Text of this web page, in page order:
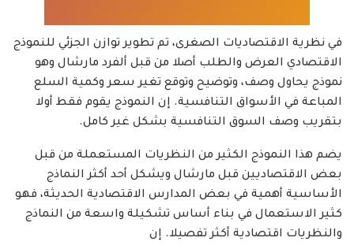
في نظرية الاقتصاديات الصغرى، تم تطوير توازن الجزئي للنموذج
الاقتصادي العرض والطلب أصلا من قبل ألفرد مارشال وهو
نموذج يحاول وصف، وتوضيح وتوقع تغير سعر وكمية السلع
المباعة في الأسواق التنافسية. إن النموذج يقوم فقط أولا
بتقريب وصف السوق التنافسية بشكل غير كامل.
يضم هذا النموذج الكثير من النظريات المستعملة من قبل
بعض الاقتصاديين قبل مارشال ويشكل أحد أكثر النماذج
الأساسية أهمية في بعض المدارس الاقتصادية الحديثة، فهو
كثير الاستعمال في بناء أساس تشكيلة واسعة من النماذج
والنظريات اقتصادية أكثر تفصيلا. إن